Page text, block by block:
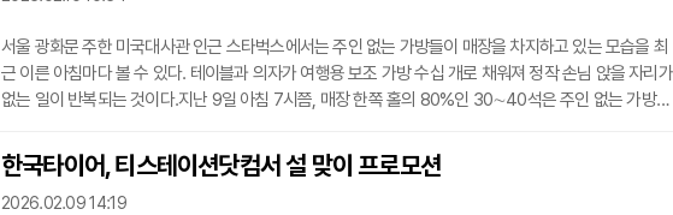
서울 광화문 주한 미국대사관 인근 스타벅스에서는 주인 없는 가방들이 매장을 차지하고 있는 모습을 최
근 이른 아침마다 볼 수 있다. 테이블과 의자가 여행용 보조 가방 수십 개로 채워져 정작 손님 앉을 자리가
없는 일이 반복되는 것이다.지난 9일 아침 7시쯤, 매장 한쪽 홀의 80%인 30∼40석은 주인 없는 가방으
는 동안 이 공간을 자신들의 사물함인 것 마냥 쓴 것이다.매장 직원들에 따르면, 아시아나항공 신입 승무원
들은 30명 가까이 몰려와서 5∼10잔의 음료를 시킨 뒤 가방만 두고 다 나갔다가, 면접이 끝난 2시간여 후
돌아오는
한국타이어, 티스테이션닷컴서 설 맞이 프로모션
2026.02.09 14:19